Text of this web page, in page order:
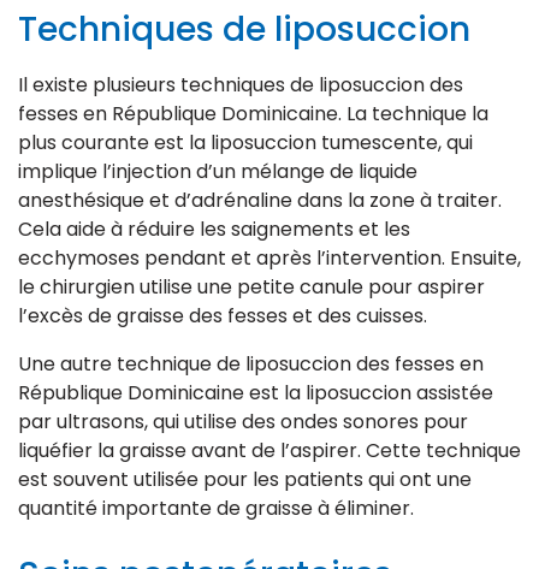
Techniques de liposuccion
Il existe plusieurs techniques de liposuccion des
fesses en République Dominicaine. La technique la
plus courante est la liposuccion tumescente, qui
implique l’injection d’un mélange de liquide
anesthésique et d’adrénaline dans la zone à traiter.
Cela aide à réduire les saignements et les
ecchymoses pendant et après l’intervention. Ensuite,
le chirurgien utilise une petite canule pour aspirer
l’excès de graisse des fesses et des cuisses.
Une autre technique de liposuccion des fesses en
République Dominicaine est la liposuccion assistée
par ultrasons, qui utilise des ondes sonores pour
liquéfier la graisse avant de l’aspirer. Cette technique
est souvent utilisée pour les patients qui ont une
quantité importante de graisse à éliminer.